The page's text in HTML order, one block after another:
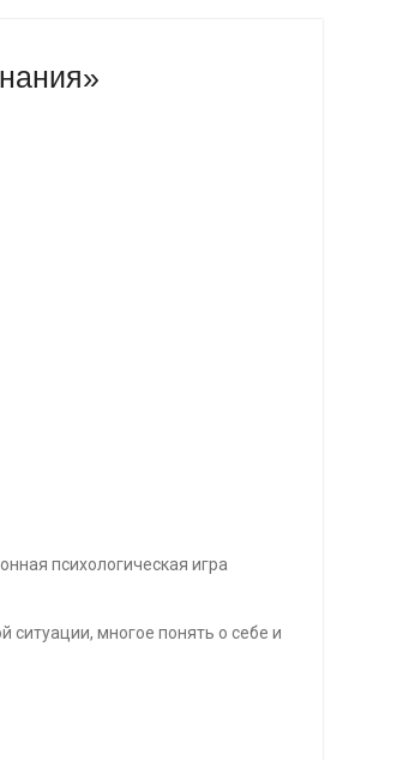
психологическая игра
ситуации, многое понять о себе и